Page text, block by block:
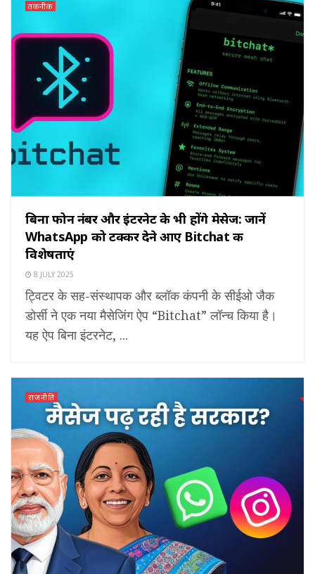
तकनीक
बिना फोन नंबर और इंटरनेट के भी होंगे मेसेज: जानें
WhatsApp को टक्कर देने आए Bitchat की
विशेषताएं
8 JULY 2025
ट्विटर के सह-संस्थापक और ब्लॉक कंपनी के सीईओ जैक
डोर्सी ने एक नया मैसेजिंग ऐप “Bitchat” लॉन्च किया है।
यह ऐप बिना इंटरनेट, ...
राजनीति